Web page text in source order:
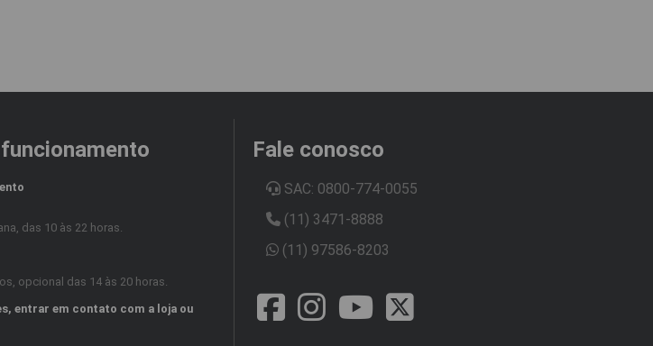
das 10 às 22 horas.
opcional das 14 às 20 horas.
entrar em contato com a loja ou
Fale conosco
SAC: 0800-774-0055
(11) 3471-8888
(11) 97586-8203